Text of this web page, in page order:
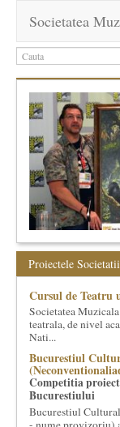
Societatea
inceput cu muzica
dezvoltam proiecte
Facem
proprii sau preluate,
cultural si
evenimente
cultura generala
Cuvinte in plus
Proiectele
Cursul de Teatru
Societatea
teatrala, de nivel
Nati...
Bucurestiul
Competitia
Bucurestiului
Bucurestiul